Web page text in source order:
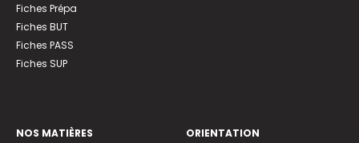
Fiches Prépa
Fiches BUT
Fiches PASS
Fiches SUP
NOS MATIÈRES
ORIENTATION